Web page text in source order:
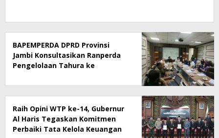
BAPEMPERDA DPRD Provinsi
Jambi Konsultasikan Ranperda
Pengelolaan Tahura ke
Raih Opini WTP ke-14, Gubernur
Al Haris Tegaskan Komitmen
Perbaiki Tata Kelola Keuangan